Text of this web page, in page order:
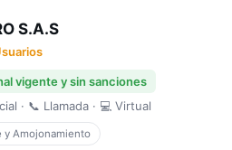
S.A.S
vigente y sin sanciones
· 📞 Llamada · 💻 Virtual
y Amojonamiento